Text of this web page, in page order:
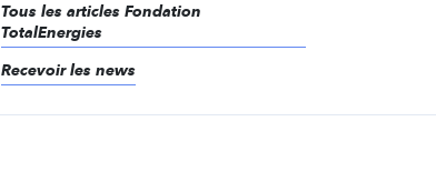
Tous les articles Fondation
TotalEnergies
Recevoir les news